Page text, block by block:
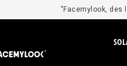
"Facemylook, des